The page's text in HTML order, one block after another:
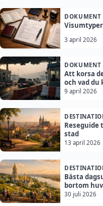
DOKUMENT
3 april 2026
DOKUMENT
Att korsa
och vad du
9 april 2026
Reseguide
stad
13 april 2026
Bästa
bortom
30 juli 2026